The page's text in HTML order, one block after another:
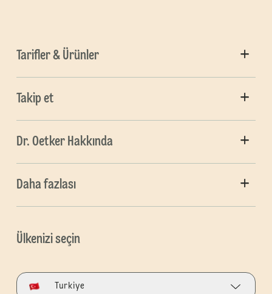
Tarifler & Ürünler
Takip et
Dr. Oetker Hakkında
Daha fazlası
Ülkenizi seçin
Turkiye